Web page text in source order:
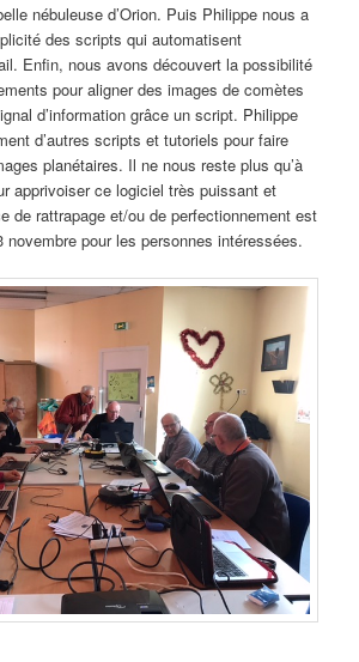
nébuleuse d’Orion. Puis Philippe nous a
des scripts qui automatisent
Enfin, nous avons découvert la possibilité
pour aligner des images de comètes
d’information grâce un script. Philippe
d’autres scripts et tutoriels pour faire
planétaires. Il ne nous reste plus qu’à
apprivoiser ce logiciel très puissant et
de rattrapage et/ou de perfectionnement est
novembre pour les personnes intéressées.